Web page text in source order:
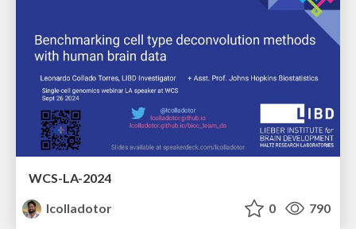
WCS-LA-2024
lcolladotor
0 790